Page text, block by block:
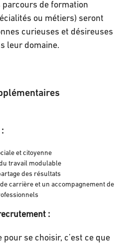
parcours de formation
ou métiers) seront
curieuses et désireuses
leur domaine.
et citoyenne
travail modulable
des résultats
carrière et un accompagnement de
:
se choisir, c’est ce que